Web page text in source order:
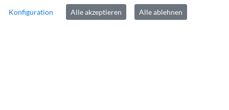
Tel:+49 2452 130
Konfiguration Alle akzeptieren Alle ablehnen